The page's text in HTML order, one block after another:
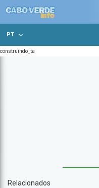
PT
construindo_ta
Relacionados